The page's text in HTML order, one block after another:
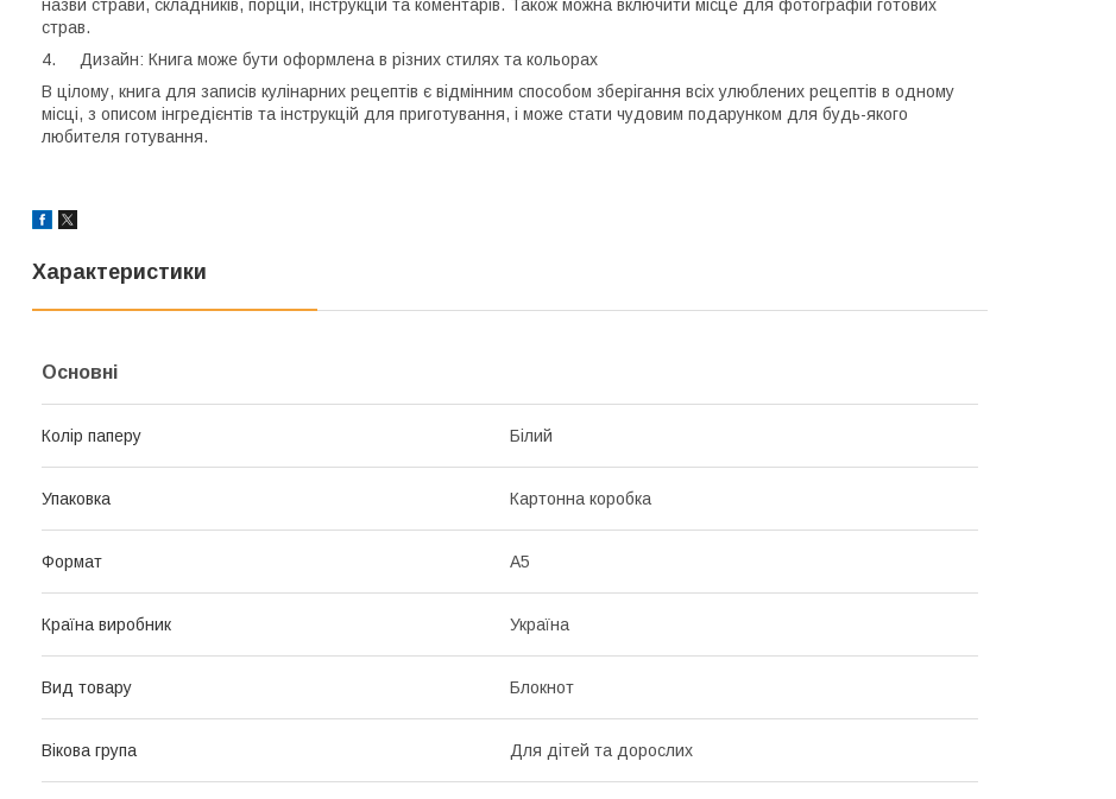
назви страви, складників, порцій, інструкцій та коментарів. Також можна включити місце для фотографій готових
страв.
4. Дизайн: Книга може бути оформлена в різних стилях та кольорах
В цілому, книга для записів кулінарних рецептів є відмінним способом зберігання всіх улюблених рецептів в одному
місці, з описом інгредієнтів та інструкцій для приготування, і може стати чудовим подарунком для будь-якого
любителя готування.
Характеристики
Основні
Колір паперу Білий
Упаковка Картонна коробка
Формат A5
Країна виробник Україна
Вид товару Блокнот
Вікова група Для дітей та дорослих